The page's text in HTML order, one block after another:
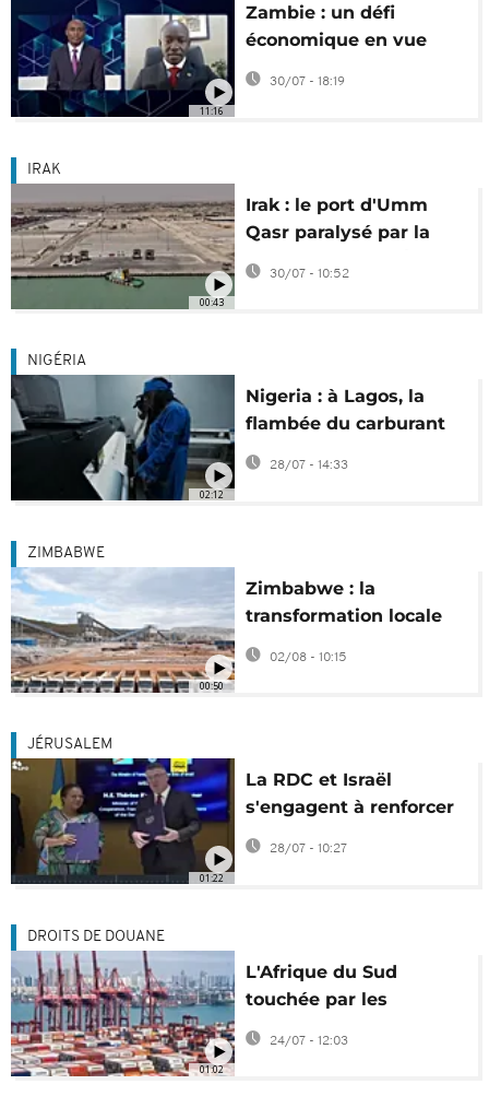
11:16
Zambie : un défi
économique en vue
pour le prochain
30/07 - 18:19
00:43
IRAK
Irak : le port d'Umm
Qasr paralysé par la
guerre entre les États-
Unis et l'Iran
30/07 - 10:52
02:12
NIGÉRIA
Nigeria : à Lagos, la
flambée du carburant
met à mal les petites
28/07 - 14:33
00:50
ZIMBABWE
Zimbabwe : la
transformation locale
du lithium en marche
02/08 - 10:15
01:22
JÉRUSALEM
La RDC et Israël
s'engagent à renforcer
leur coopération
28/07 - 10:27
01:02
DROITS DE DOUANE
L'Afrique du Sud
touchée par les
nouveaux droits de
douane américains
24/07 - 12:03